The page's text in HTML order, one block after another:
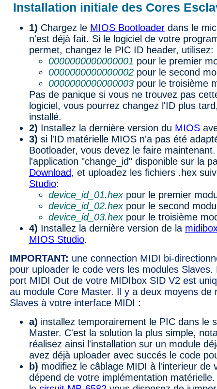
Installation initiale des Cores
1) Chargez le MIOS Bootloader dans le
n'est déjà fait. Si le logiciel de votre
permet, changez le PIC ID header, utilisez:
0000000000000001 pour le premier
0000000000000002 pour le second
0000000000000003 pour le troisième
Pas de panique si vous ne trouvez pas
logiciel, vous pourrez changez l'ID plus
installé.
2) Installez la dernière version du MIOS
3) si l'ID matérielle MIOS n'a pas été
Bootloader, vous devez le faire
l'application "change_id" disponible sur la
Download, et uploadez les fichiers .hex
Studio:
device_id_01.hexpour le premier
device_id_02.hexpour le second
device_id_03.hexpour le troisième
4) Installez la dernière version de la
MIOS Studio.
IMPORTANT: une connection MIDI bi-
pour uploader le code vers les modules Slaves.
port MIDI Out de votre MIDIbox SID V2 est
au module Core Master. Il y a deux moyens de
Slaves à votre interface MIDI :
a) installez temporairement le PIC dans le
Master. C'est la solution la plus simple,
réalisez ainsi l'installation sur un module
avez déjà uploader avec succés le code
b) modifiez le câblage MIDI à l'interieur de
dépend de votre implémentation